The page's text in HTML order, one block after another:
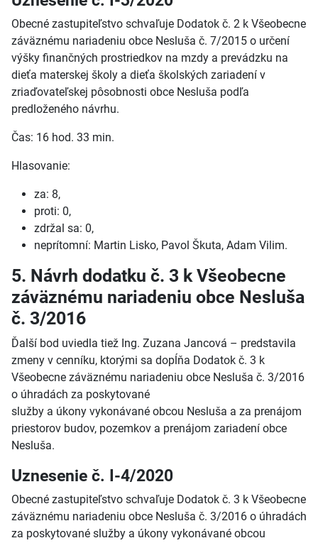
Obecné zastupiteľstvo schvaľuje Dodatok č. 2 k Všeobecne
záväznému nariadeniu obce Nesluša č. 7/2015 o určení
výšky finančných prostriedkov na mzdy a prevádzku na
dieťa materskej školy a dieťa školských zariadení v
zriaďovateľskej pôsobnosti obce Nesluša podľa
predloženého návrhu.
Čas: 16 hod. 33 min.
Hlasovanie:
za: 8,
proti: 0,
zdržal sa: 0,
neprítomní: Martin Lisko, Pavol Škuta, Adam Vilim.
5. Návrh dodatku č. 3 k Všeobecne
záväznému nariadeniu obce Nesluša
č. 3/2016
Ďalší bod uviedla tiež Ing. Zuzana Jancová – predstavila
zmeny v cenníku, ktorými sa dopĺňa Dodatok č. 3 k
Všeobecne záväznému nariadeniu obce Nesluša č. 3/2016
o úhradách za poskytované
služby a úkony vykonávané obcou Nesluša a za prenájom
priestorov budov, pozemkov a prenájom zariadení obce
Nesluša.
Uznesenie č. I-4/2020
Obecné zastupiteľstvo schvaľuje Dodatok č. 3 k Všeobecne
záväznému nariadeniu obce Nesluša č. 3/2016 o úhradách
za poskytované služby a úkony vykonávané obcou